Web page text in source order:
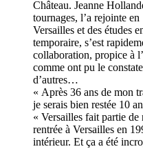
Château. Jeanne
tournages, l’a rejointe
Versailles et des études
temporaire, s’est
collaboration, propice à
comme ont pu le
d’autres…
« Après 36 ans de mon
je serais bien restée 10
« Versailles fait partie
rentrée à Versailles en
intérieur. Et ça a été